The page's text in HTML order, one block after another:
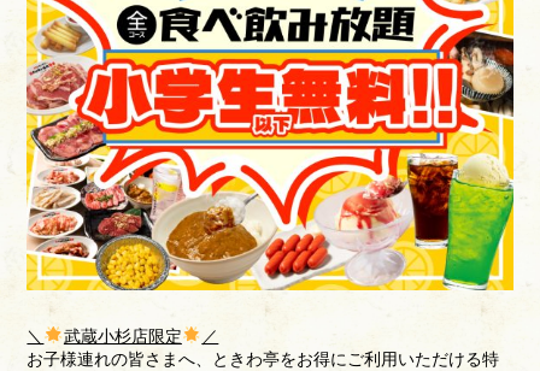
＼ 武蔵小杉店限定
／
お子様連れの皆さまへ、ときわ亭をお得にご利用いただける特